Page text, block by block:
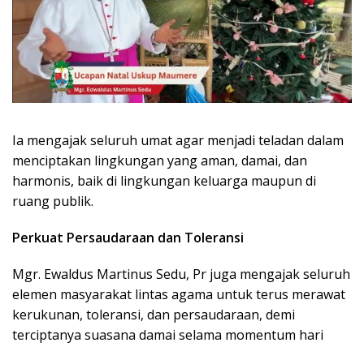
Ia mengajak seluruh umat agar menjadi teladan dalam
menciptakan lingkungan yang aman, damai, dan
harmonis, baik di lingkungan keluarga maupun di
ruang publik.
Perkuat Persaudaraan dan Toleransi
Mgr. Ewaldus Martinus Sedu, Pr juga mengajak seluruh
elemen masyarakat lintas agama untuk terus merawat
kerukunan, toleransi, dan persaudaraan, demi
terciptanya suasana damai selama momentum hari